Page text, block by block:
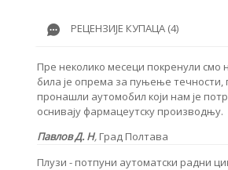
РЕЦЕНЗИЈЕ КУПАЦА (4)
Пре неколико месеци покренули смо
била је опрема за пуњење
пронашли аутомобил који нам је
оснивају фармацеутску производњу.
Павлов Д. Н, Град Полтава
Плузи - потпуни аутоматски радни